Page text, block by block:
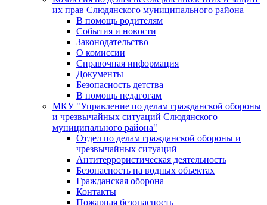
их прав Слюдянского муниципального района
В помощь родителям
События и новости
Законодательство
О комиссии
Справочная информация
Документы
Безопасность детства
В помощь педагогам
МКУ "Управление по делам гражданской обороны
и чрезвычайных ситуаций Слюдянского
муниципального района"
Отдел по делам гражданской обороны и
чрезвычайных ситуаций
Антитеррористическая деятельность
Безопасность на водных объектах
Гражданская оборона
Контакты
Пожарная безопасность